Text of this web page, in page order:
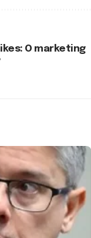
O marketing